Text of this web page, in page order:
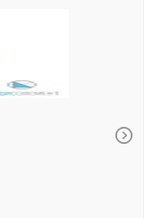
3 А,